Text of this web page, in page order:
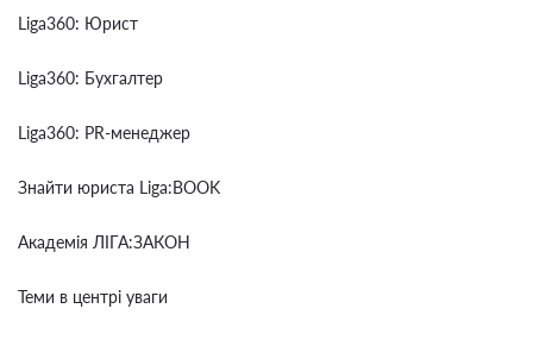
Liga360: Юрист
Liga360: Бухгалтер
Liga360: PR-менеджер
Знайти юриста Liga:BOOK
Академія ЛІГА:ЗАКОН
Теми в центрі уваги